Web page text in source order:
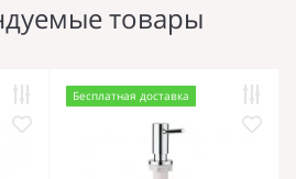
товары
Бесплатная доставка